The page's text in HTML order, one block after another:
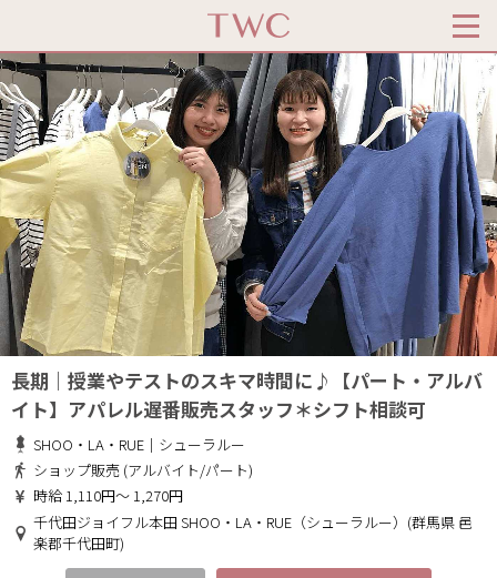
長期｜授業やテストのスキマ時間に♪【パート・アルバ
イト】アパレル遅番販売スタッフ＊シフト相談可
SHOO・LA・RUE｜シューラルー
ショップ販売 (アルバイト/パート)
時給 1,110円～ 1,270円
千代田ジョイフル本田 SHOO・LA・RUE（シューラルー）(群馬県 邑
楽郡千代田町)